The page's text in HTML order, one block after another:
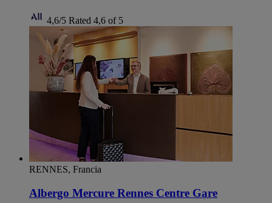
4,6/5 Rated 4,6 of 5
RENNES, Francia
Albergo Mercure Rennes Centre Gare